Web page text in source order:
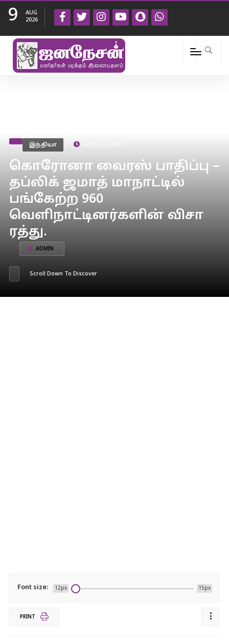
9
AUG
2026
இந்தியா
கொரோனா வைரஸ் பாதிப்பு –
தப்லிக் ஜமாத் மாநாட்டில்
பங்கேற்ற 960
வெளிநாட்டினர்களின் விசா
ரத்து.
ADMIN
Scroll Down To Discover
Font size: 12px 15px
PRINT